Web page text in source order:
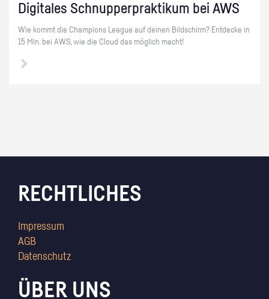
Di­gi­ta­les Schnup­per­prak­ti­kum bei AWS
Wie kommt die Cham­pi­ons Le­ague auf dei­nen Bild­schirm? Ent­de­cke in
15 Min. bei AWS, wie die Cloud das mög­lich macht!
RECHTLICHES
Impressum
AGB
Datenschutz
ÜBER UNS